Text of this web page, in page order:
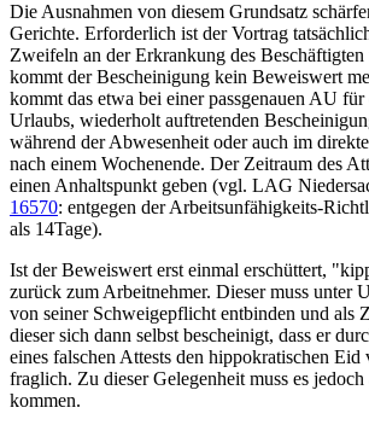
Die Ausnahmen von diesem Grundsatz
Gerichte. Erforderlich ist der Vortrag
Zweifeln an der Erkrankung des
kommt der Bescheinigung kein Beweiswert
kommt das etwa bei einer passgenauen AU
Urlaubs, wiederholt auftretenden
während der Abwesenheit oder auch im
nach einem Wochenende. Der Zeitraum des
einen Anhaltspunkt geben (vgl. LAG
16570: entgegen der Arbeitsunfähigkeits-
als 14Tage).
Ist der Beweiswert erst einmal erschüttert,
zurück zum Arbeitnehmer. Dieser muss unter
von seiner Schweigepflicht entbinden und als
dieser sich dann selbst bescheinigt, dass er
eines falschen Attests den hippokratischen Eid
fraglich. Zu dieser Gelegenheit muss es jedoch
kommen.